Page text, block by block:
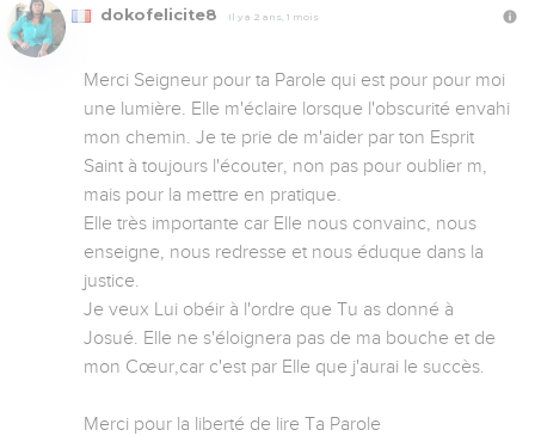
dokofelicite8 Il y a 2 ans, 1 mois
Merci Seigneur pour ta Parole qui est pour pour moi
une lumière. Elle m'éclaire lorsque l'obscurité envahi
mon chemin. Je te prie de m'aider par ton Esprit
Saint à toujours l'écouter, non pas pour oublier m,
mais pour la mettre en pratique.
Elle très importante car Elle nous convainc, nous
enseigne, nous redresse et nous éduque dans la
justice.
Je veux Lui obéir à l'ordre que Tu as donné à
Josué. Elle ne s'éloignera pas de ma bouche et de
mon Cœur,car c'est par Elle que j'aurai le succès.
Merci pour la liberté de lire Ta Parole